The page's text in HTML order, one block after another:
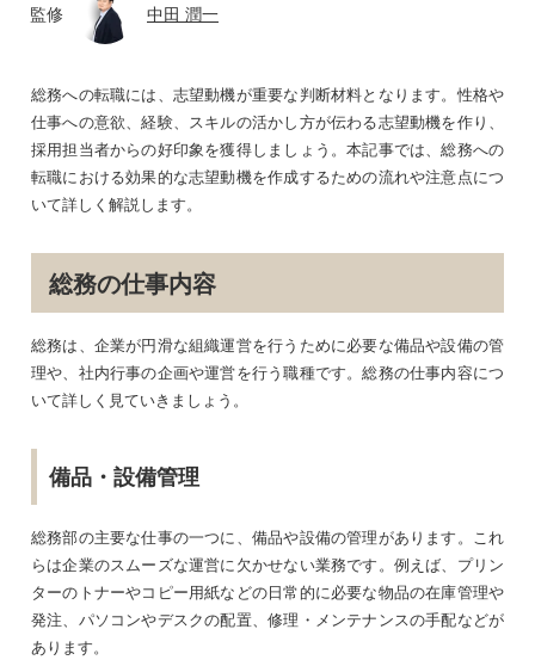
監修 中田 潤一
総務への転職には、志望動機が重要な判断材料となります。性格や
仕事への意欲、経験、スキルの活かし方が伝わる志望動機を作り、
採用担当者からの好印象を獲得しましょう。本記事では、総務への
転職における効果的な志望動機を作成するための流れや注意点につ
いて詳しく解説します。
総務の仕事内容
総務は、企業が円滑な組織運営を行うために必要な備品や設備の管
理や、社内行事の企画や運営を行う職種です。総務の仕事内容につ
いて詳しく見ていきましょう。
備品・設備管理
総務部の主要な仕事の一つに、備品や設備の管理があります。これ
らは企業のスムーズな運営に欠かせない業務です。例えば、プリン
ターのトナーやコピー用紙などの日常的に必要な物品の在庫管理や
発注、パソコンやデスクの配置、修理・メンテナンスの手配などが
あります。